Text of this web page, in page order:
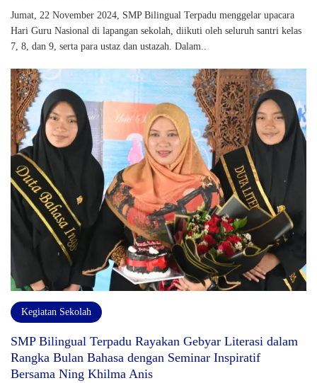
Jumat, 22 November 2024, SMP Bilingual Terpadu menggelar upacara
Hari Guru Nasional di lapangan sekolah, diikuti oleh seluruh santri kelas
7, 8, dan 9, serta para ustaz dan ustazah. Dalam..
Kegiatan Sekolah
SMP Bilingual Terpadu Rayakan Gebyar Literasi dalam
Rangka Bulan Bahasa dengan Seminar Inspiratif
Bersama Ning Khilma Anis